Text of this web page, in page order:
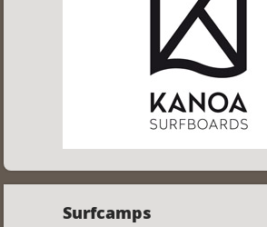
Surfcamps